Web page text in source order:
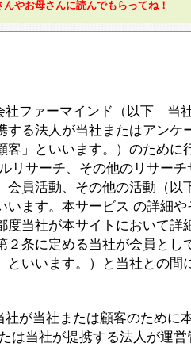
やお母さんに読んでもらってね！
社ファーマインド（以下「当
する法人が当社またはアンケ
客」といいます。）のために
リサーチ、その他のリサー
会員活動、その他の活動（以
います。本サービス の詳細
度当社が本サイトにおいて詳
２条に定める当社が会員とし
といいます。）と当社との間
社が当社または顧客のために
は当社が提携する法人が運